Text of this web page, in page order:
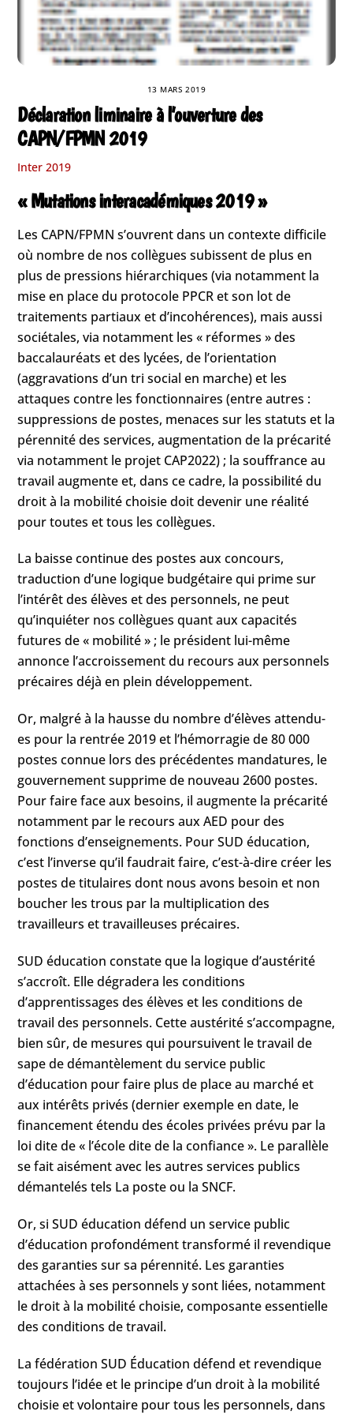
13 MARS 2019
Déclaration liminaire à l’ouverture des
CAPN/FPMN 2019
Inter 2019
« Mutations interacadémiques 2019 »
Les CAPN/FPMN s’ouvrent dans un contexte difficile
où nombre de nos collègues subissent de plus en
plus de pressions hiérarchiques (via notamment la
mise en place du protocole PPCR et son lot de
traitements partiaux et d’incohérences), mais aussi
sociétales, via notamment les « réformes » des
baccalauréats et des lycées, de l’orientation
(aggravations d’un tri social en marche) et les
attaques contre les fonctionnaires (entre autres :
suppressions de postes, menaces sur les statuts et la
pérennité des services, augmentation de la précarité
via notamment le projet CAP2022) ; la souffrance au
travail augmente et, dans ce cadre, la possibilité du
droit à la mobilité choisie doit devenir une réalité
pour toutes et tous les collègues.
La baisse continue des postes aux concours,
traduction d’une logique budgétaire qui prime sur
l’intérêt des élèves et des personnels, ne peut
qu’inquiéter nos collègues quant aux capacités
futures de « mobilité » ; le président lui-même
annonce l’accroissement du recours aux personnels
précaires déjà en plein développement.
Or, malgré à la hausse du nombre d’élèves attendu-
es pour la rentrée 2019 et l’hémorragie de 80 000
postes connue lors des précédentes mandatures, le
gouvernement supprime de nouveau 2600 postes.
Pour faire face aux besoins, il augmente la précarité
notamment par le recours aux AED pour des
fonctions d’enseignements. Pour SUD éducation,
c’est l’inverse qu’il faudrait faire, c’est-à-dire créer les
postes de titulaires dont nous avons besoin et non
boucher les trous par la multiplication des
travailleurs et travailleuses précaires.
SUD éducation constate que la logique d’austérité
s’accroît. Elle dégradera les conditions
d’apprentissages des élèves et les conditions de
travail des personnels. Cette austérité s’accompagne,
bien sûr, de mesures qui poursuivent le travail de
sape de démantèlement du service public
d’éducation pour faire plus de place au marché et
aux intérêts privés (dernier exemple en date, le
financement étendu des écoles privées prévu par la
loi dite de « l’école dite de la confiance ». Le parallèle
se fait aisément avec les autres services publics
démantelés tels La poste ou la SNCF.
Or, si SUD éducation défend un service public
d’éducation profondément transformé il revendique
des garanties sur sa pérennité. Les garanties
attachées à ses personnels y sont liées, notamment
le droit à la mobilité choisie, composante essentielle
des conditions de travail.
La fédération SUD Éducation défend et revendique
toujours l’idée et le principe d’un droit à la mobilité
choisie et volontaire pour tous les personnels, dans